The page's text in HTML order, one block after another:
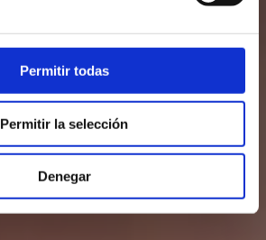
Permitir todas
Permitir la selección
Denegar